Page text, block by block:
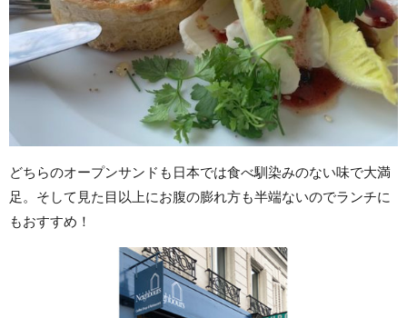
どちらのオープンサンドも日本では食べ馴染みのない味で大満
足。そして見た目以上にお腹の膨れ方も半端ないのでランチに
もおすすめ！